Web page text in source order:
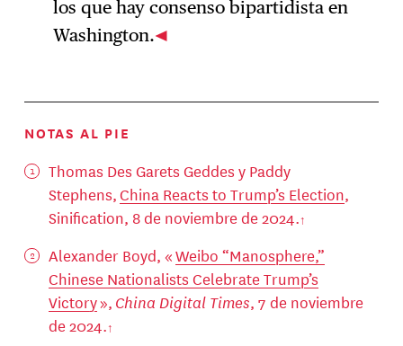
los que hay consenso bipartidista en
Washington.
NOTAS AL PIE
Thomas Des Garets Geddes y Paddy
Stephens,China Reacts to Trump’s Election,
Sinification, 8 de noviembre de 2024.
Alexander Boyd, «Weibo “Manosphere,”
Chinese Nationalists Celebrate Trump’s
Victory», China Digital Times, 7 de noviembre
de 2024.